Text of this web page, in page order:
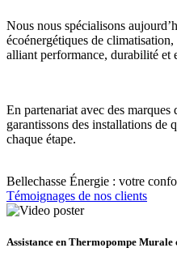
Nous nous spécialisons
écoénergétiques de
alliant performance, durabilité et
En partenariat avec des
garantissons des installations de
chaque étape.
Bellechasse Énergie : votre
Témoignages de nos clients
Assistance en Thermopompe Murale